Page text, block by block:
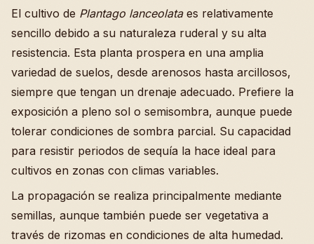
El cultivo de Plantago lanceolataes relativamente
sencillo debido a su naturaleza ruderal y su alta
resistencia. Esta planta prospera en una amplia
variedad de suelos, desde arenosos hasta arcillosos,
siempre que tengan un drenaje adecuado. Prefiere la
exposición a pleno sol o semisombra, aunque puede
tolerar condiciones de sombra parcial. Su capacidad
para resistir periodos de sequía la hace ideal para
cultivos en zonas con climas variables.
La propagación se realiza principalmente mediante
semillas, aunque también puede ser vegetativa a
través de rizomas en condiciones de alta humedad.